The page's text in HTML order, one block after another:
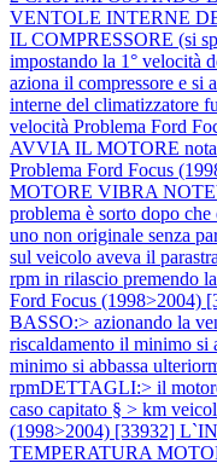
VENTOLE INTERNE
IL COMPRESSORE (si
impostando la 1° velocità
aziona il compressore e si
interne del climatizzatore
velocità Problema Ford
AVVIA IL MOTORE
Problema Ford Focus
MOTORE VIBRA
problema è sorto dopo
uno non originale senza
sul veicolo aveva il
rpm in rilascio premendo
Ford Focus
BASSO:> azionando la
riscaldamento il minimo si
minimo si abbassa
rpmDETTAGLI:> il
caso capitato § > km
(1998>2004) [33932]
TEMPERATURA